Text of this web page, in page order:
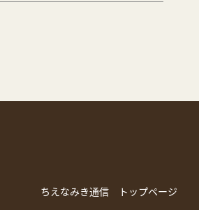
ちえなみき通信 トップページ